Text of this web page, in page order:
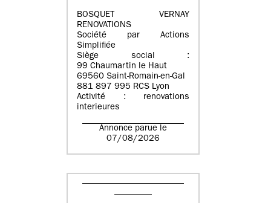
BOSQUET VERNAY
RENOVATIONS
Société par Actions
Simplifiée
Siège social :
99 Chaumartin le Haut
69560 Saint-Romain-en-Gal
881 897 995 RCS Lyon
Activité : renovations
interieures
Annonce parue le
07/08/2026